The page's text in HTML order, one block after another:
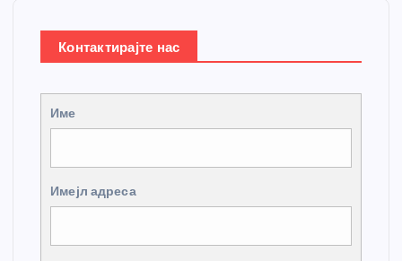
Контактирајте нас
Име
Имејл адреса